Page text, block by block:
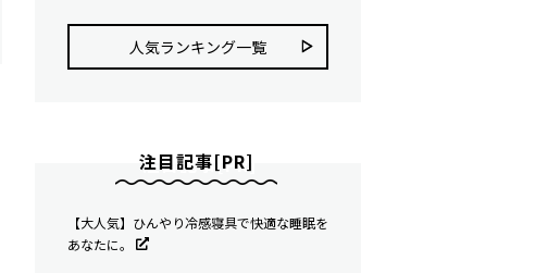
人気ランキング⼀覧
注目記事[PR]
【大人気】ひんやり冷感寝具で快適な睡眠を
あなたに。